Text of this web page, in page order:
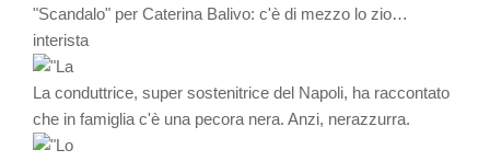
"Scandalo" per Caterina Balivo: c'è di mezzo lo zio…
interista
La conduttrice, super sostenitrice del Napoli, ha raccontato
che in famiglia c'è una pecora nera. Anzi, nerazzurra.